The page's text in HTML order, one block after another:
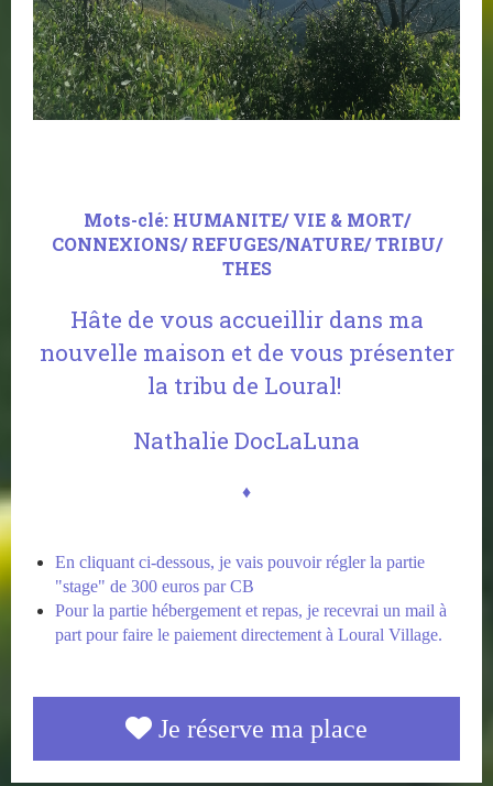
Mots-clé: HUMANITE/ VIE & MORT/
CONNEXIONS/ REFUGES/NATURE/ TRIBU/
THES
Hâte de vous accueillir dans ma
nouvelle maison et de vous présenter
la tribu de Loural!
Nathalie DocLaLuna
♦
En cliquant ci-dessous, je vais pouvoir régler la partie
"stage" de 300 euros par CB
Pour la partie hébergement et repas, je recevrai un mail à
part pour faire le paiement directement à Loural Village.
Je réserve ma place